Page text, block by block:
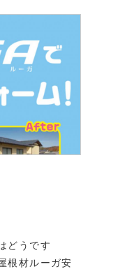
どうです
根材ルーガ安